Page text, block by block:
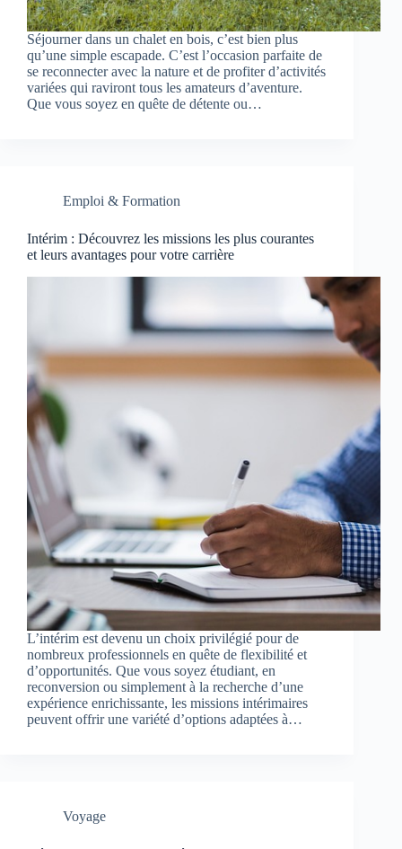
Séjourner dans un chalet en bois, c’est bien plus
qu’une simple escapade. C’est l’occasion parfaite de
se reconnecter avec la nature et de profiter d’activités
variées qui raviront tous les amateurs d’aventure.
Que vous soyez en quête de détente ou…
Emploi & Formation
Intérim : Découvrez les missions les plus courantes
et leurs avantages pour votre carrière
L’intérim est devenu un choix privilégié pour de
nombreux professionnels en quête de flexibilité et
d’opportunités. Que vous soyez étudiant, en
reconversion ou simplement à la recherche d’une
expérience enrichissante, les missions intérimaires
peuvent offrir une variété d’options adaptées à…
Voyage